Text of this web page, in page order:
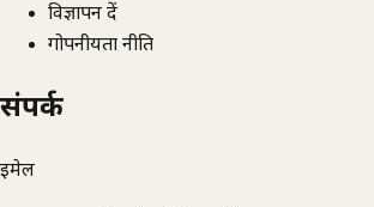
विज्ञापन दें
गोपनीयता नीति
संपर्क
ईमेल